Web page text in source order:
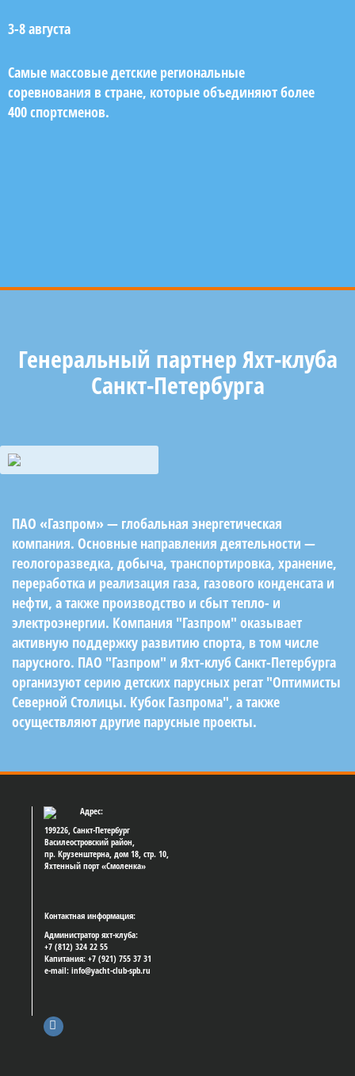
3-8 августа
Самые массовые детские региональные
соревнования в стране, которые объединяют более
400 спортсменов.
Генеральный партнер Яхт-клуба
Санкт-Петербурга
ПАО «Газпром» — глобальная энергетическая
компания. Основные направления деятельности —
геологоразведка, добыча, транспортировка, хранение,
переработка и реализация газа, газового конденсата и
нефти, а также производство и сбыт тепло- и
электроэнергии. Компания "Газпром" оказывает
активную поддержку развитию спорта, в том числе
парусного. ПАО "Газпром" и Яхт-клуб Санкт-Петербурга
организуют серию детских парусных регат "Оптимисты
Северной Столицы. Кубок Газпрома", а также
осуществляют другие парусные проекты.
Адрес:
199226, Санкт-Петербург
Василеостровский район,
пр. Крузенштерна, дом 18, стр. 10,
Яхтенный порт «Смоленка»
Контактная информация:
Администратор яхт-клуба:
+7 (812) 324 22 55
Капитания: +7 (921) 755 37 31
e-mail: info@yacht-club-spb.ru